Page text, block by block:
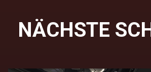
NÄCHSTE